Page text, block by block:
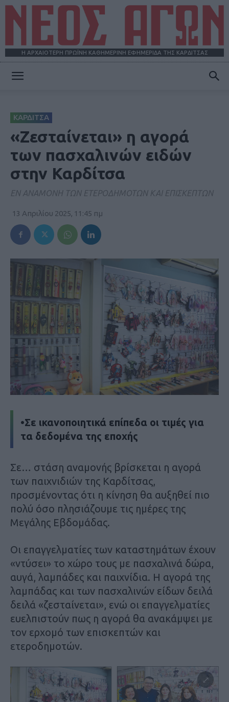
Η ΑΡΧΑΙΟΤΕΡΗ ΠΡΩΪΝΗ ΚΑΘΗΜΕΡΙΝΗ ΕΦΗΜΕΡΙΔΑ ΤΗΣ ΚΑΡΔΙΤΣΑΣ
ΚΑΡΔΙΤΣΑ
«Ζεσταίνεται» η αγορά
των πασχαλινών ειδών
στην Καρδίτσα
ΕΝ ΑΝΑΜΟΝΗ ΤΩΝ ΕΤΕΡΟΔΗΜΟΤΩΝ ΚΑΙ ΕΠΙΣΚΕΠΤΩΝ
13 Απριλίου 2025, 11:45 πμ
•Σε ικανοποιητικά επίπεδα οι τιμές για
τα δεδομένα της εποχής
Σε… στάση αναμονής βρίσκεται η αγορά
των παιχνιδιών της Καρδίτσας,
προσμένοντας ότι η κίνηση θα αυξηθεί πιο
πολύ όσο πλησιάζουμε τις ημέρες της
Μεγάλης Εβδομάδας.
Οι επαγγελματίες των καταστημάτων έχουν
«ντύσει» το χώρο τους με πασχαλινά δώρα,
αυγά, λαμπάδες και παιχνίδια. Η αγορά της
λαμπάδας και των πασχαλινών είδων δειλά
δειλά «ζεσταίνεται», ενώ οι επαγγελματίες
ευελπιστούν πως η αγορά θα ανακάμψει με
τον ερχομό των επισκεπτών και
ετεροδημοτών.